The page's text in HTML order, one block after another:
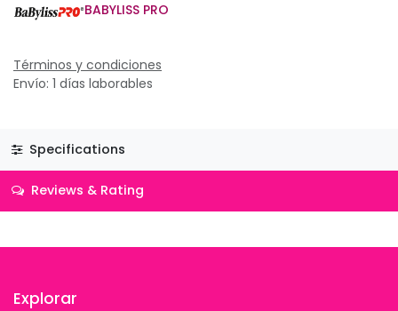
BABYLISS PRO
Términos y condiciones
Envío: 1 días laborables
Specifications
Reviews & Rating
Explorar